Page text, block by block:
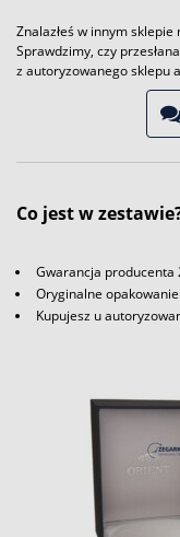
Znalazłeś w innym
Sprawdzimy, czy
z autoryzowanego sklepu
Co jest w
Gwarancja producenta
Oryginalne opakowanie
Kupujesz u